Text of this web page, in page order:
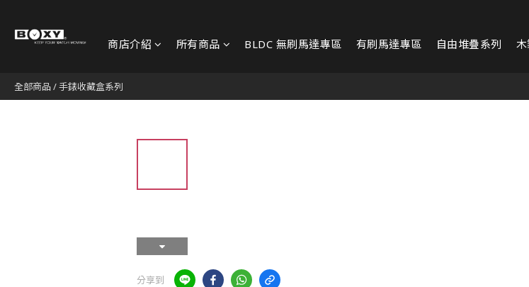
商店介紹 所有商品 BLDC 無刷馬達專區 有刷馬達專區 自由堆疊系列
全部商品/手錶收藏盒系列
分享到